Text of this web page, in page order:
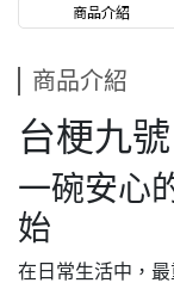
商品介紹
商品介紹
台梗九
一碗安心
始
在日常生活中，